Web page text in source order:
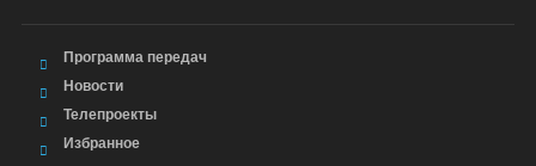
Программа передач
Новости
Телепроекты
Избранное